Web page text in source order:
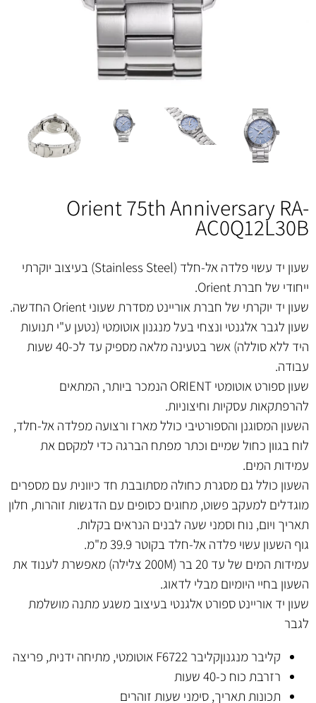
Orient 75th Anniversary RA-
AC0Q12L30B
שעון יד עשוי פלדה אל-חלד (Stainless Steel) בעיצוב יוקרתי
ייחודי של חברת Orient.
שעון יד יוקרתי של חברת אוריינט מסדרת שעוני Orient החדשה.
שעון לגבר אלגנטי ונצחי בעל מנגנון אוטומטי (נטען ע"י תנועות
היד ללא סוללה) אשר בטעינה מלאה מספיק עד לכ-40 שעות
עבודה.
שעון ספורט אוטומטי ORIENT הנמכר ביותר, המתאים
להרפתקאות עסקיות וחיצוניות.
השעון המסוגנן והספורטיבי כולל מארז ורצועה מפלדה אל-חלד,
לוח בגוון כחול שמיים וכתר מפתח הברגה כדי למקסם את
עמידות המים.
השעון כולל גם מסגרת כחולה מסתובבת חד כיוונית עם מספרים
מוגדלים למעקב פשוט, מחוגים כסופים עם הדגשות זוהרות, חלון
תאריך ויום, נוח וסמני שעה לבנים הנראים בקלות.
גוף השעון עשוי פלדה אל-חלד בקוטר 39.9 מ"מ.
עמידות המים של עד 20 בר (200M צלילה) מאפשרת לענוד את
השעון בחיי היומיום מבלי לדאוג.
שעון יד אוריינט ספורט אלגנטי בעיצוב משגע מתנה מושלמת
לגבר
קליבר מנגנוןקליבר F6722 אוטומטי, מתיחה ידנית, פריצה
רזרבת כוח כ-40 שעות
תכונות תאריך, סימני שעות זוהרים